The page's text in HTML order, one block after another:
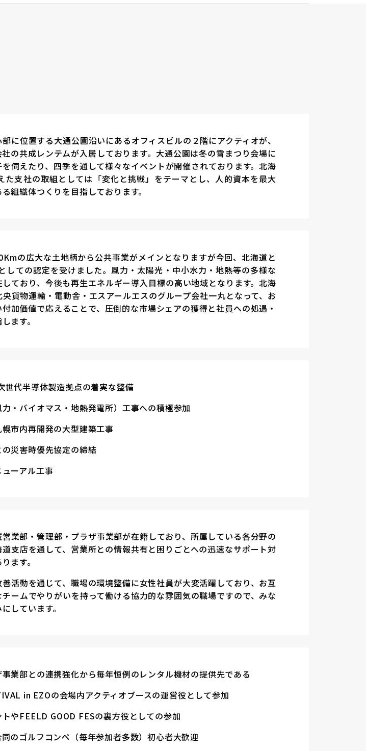
に位置する大通公園沿いにあるオフィスビルの２階にアクティオが、
の共成レンテムが入居しております。大通公園は冬の雪まつり会場に
伺えたり、四季を通して様々なイベントが開催されております。北海
た支社の取組としては「変化と挑戦」をテーマとし、人的資本を最大
組織体つくりを目指しております。
の広大な土地柄から公共事業がメインとなりますが今回、北海道と
しての認定を受けました。風力・太陽光・中小水力・地熱等の多様な
ており、今後も再生エネルギー導入目標の高い地域となります。北海
貨物運輸・電動舎・エスアールエスのグループ会社一丸となって、お
加価値で応えることで、圧倒的な市場シェアの獲得と社員への処遇・
ます。
代半導体製造拠点の着実な整備
・バイオマス・地熱発電所）工事への積極参加
市内再開発の大型建築工事
災害時優先協定の締結
ーアル工事
業部・管理部・プラザ事業部が在籍しており、所属している各分野の
支店を通して、営業所との情報共有と困りごとへの迅速なサポート対
ます。
活動を通じて、職場の環境整備に女性社員が大変活躍しており、お互
ームでやりがいを持って働ける協力的な雰囲気の職場ですので、みな
しています。
業部との連携強化から毎年恒例のレンタル機材の提供先である
in EZOの会場内アクティオブースの運営役として参加
やFEELD GOOD FESの裏方役としての参加
のゴルフコンペ（毎年参加者多数）初心者大歓迎